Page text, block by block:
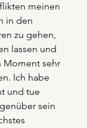
meinen
in den
zu gehen,
lassen und
Moment sehr
Ich habe
und tue
sein